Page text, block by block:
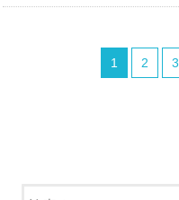
1 2 3